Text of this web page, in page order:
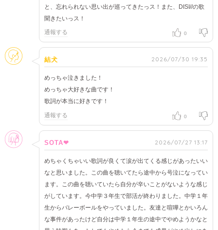
と、忘れられない思い出が巡ってきたっス！また、DISI//の歌
聞きたいっス！
通報する 0
そのほか
結犬 2026/07/30 19:35
めっちゃ泣きました！
めっちゃ大好きな曲です！
歌詞が本当に好きです！
通報する 0
女性
SOTA❤ 2026/07/27 13:17
めちゃくちゃいい歌詞が良くて涙が出てくる感じがあったいい
なと思いました。この曲を聴いてたら途中から号泣になってい
ます。この曲を聴いていたら自分が辛いことがないような感じ
がしています。今中学３年生で部活が終わりました。中学１年
生からバレーボールをやっていました。友達と喧嘩とかいろん
な事件があったけど自分は中学１年生の途中でやめようかなと